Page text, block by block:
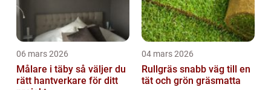
06 mars 2026
Målare i täby så väljer du
rätt hantverkare för ditt
04 mars 2026
Rullgräs snabb väg till en
tät och grön gräsmatta